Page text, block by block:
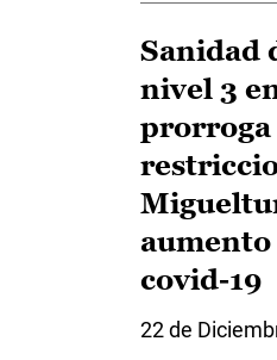
Sanidad
nivel 3
prorroga
aumento
covid-19
22 de